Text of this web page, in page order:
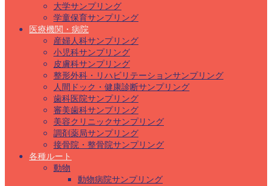
大学サンプリング
学童保育サンプリング
医療機関・病院
産婦人科サンプリング
小児科サンプリング
皮膚科サンプリング
整形外科・リハビリテーションサンプリング
人間ドック・健康診断サンプリング
歯科医院サンプリング
審美歯科サンプリング
美容クリニックサンプリング
調剤薬局サンプリング
接骨院・整骨院サンプリング
各種ルート
動物
動物病院サンプリング